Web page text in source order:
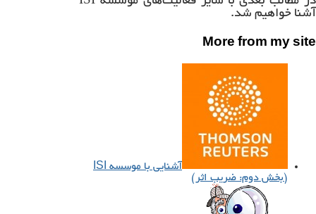
آشنا خواهیم شد.
More from my site
آشنایی با موسسه ISI
(بخش دوم: ضریب اثر)